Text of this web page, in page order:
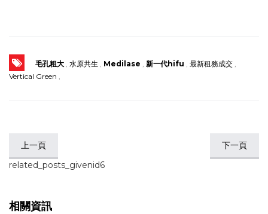
毛孔粗大 , 水原共生 , Medilase , 新一代hifu , 最新租務成交 ,
Vertical Green ,
上一頁
下一頁
related_posts_givenid6
相關資訊